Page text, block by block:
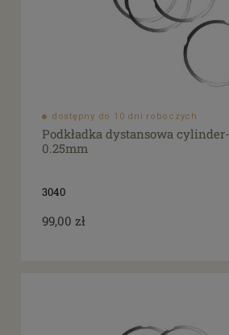
dostępny do 10 dni roboczych
Podkładka dystansowa
0.25mm
3040
99,00 zł